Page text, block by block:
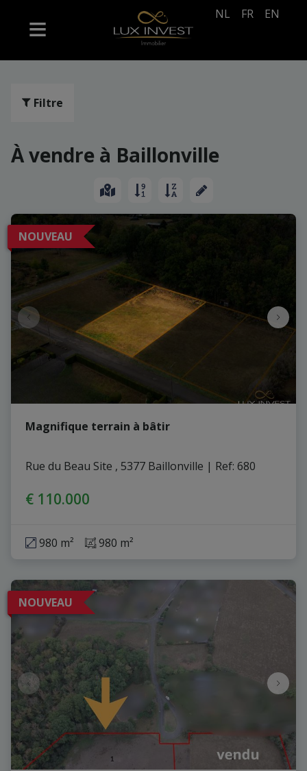
NL FR EN
Filtre
À vendre à Baillonville
NOUVEAU
Magnifique terrain à bâtir
Rue du Beau Site , 5377 Baillonville | Ref: 680
€ 110.000
980 m² 980 m²
NOUVEAU